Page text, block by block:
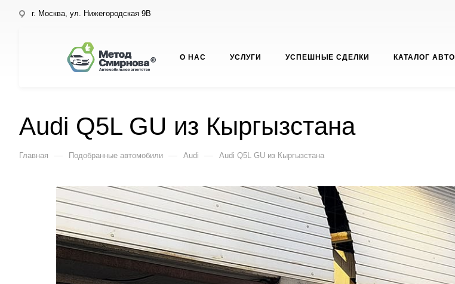
г. Москва, ул. Нижегородская 9В
О НАС УСЛУГИ УСПЕШНЫЕ СДЕЛКИ КАТАЛОГ АВТО
Audi Q5L GU из Кыргызстана
Главная — Подобранные автомобили — Audi — Audi Q5L GU из Кыргызстана